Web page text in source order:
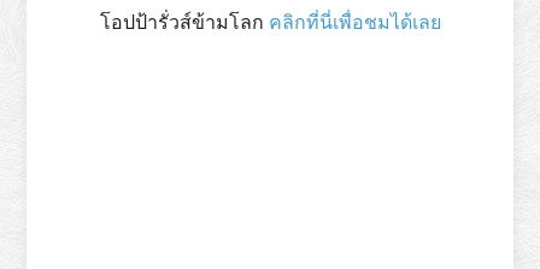
โอปป้ารั่วส์ข้ามโลก คลิกที่นี่เพื่อชมได้เลย